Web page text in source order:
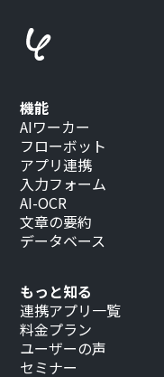
もっと知る
連携アプリ一覧
料金プラン
ユーザーの声
セミナー
機能
AIワーカー
フローボット
アプリ連携
入力フォーム
AI-OCR
文章の要約
データベース